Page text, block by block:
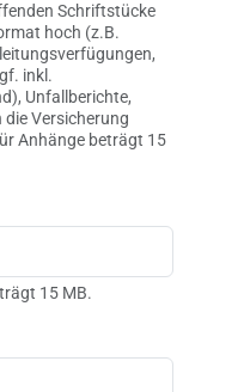
Schriftstücke
hoch (z.B.
inkl.
Unfallberichte,
Versicherung
Anhänge beträgt 15
15 MB.